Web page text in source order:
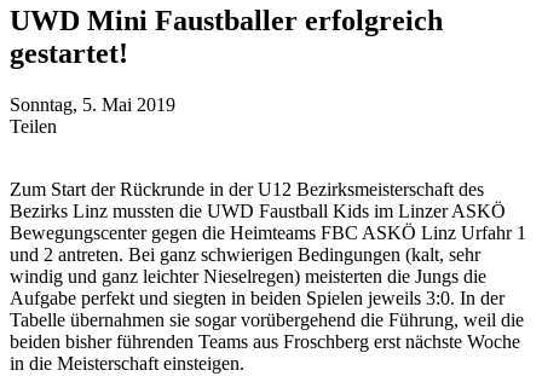
UWD Mini Faustballer erfolgreich
gestartet!
Sonntag, 5. Mai 2019
Teilen
Zum Start der Rückrunde in der U12 Bezirksmeisterschaft des
Bezirks Linz mussten die UWD Faustball Kids im Linzer ASKÖ
Bewegungscenter gegen die Heimteams FBC ASKÖ Linz Urfahr 1
und 2 antreten. Bei ganz schwierigen Bedingungen (kalt, sehr
windig und ganz leichter Nieselregen) meisterten die Jungs die
Aufgabe perfekt und siegten in beiden Spielen jeweils 3:0. In der
Tabelle übernahmen sie sogar vorübergehend die Führung, weil die
beiden bisher führenden Teams aus Froschberg erst nächste Woche
in die Meisterschaft einsteigen.